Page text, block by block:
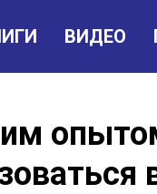
ВИДЕО